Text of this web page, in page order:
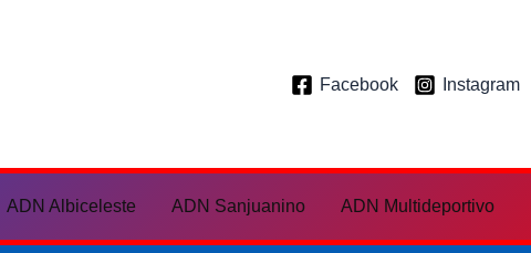
Facebook Instagram
ADN Albiceleste ADN Sanjuanino ADN Multideportivo